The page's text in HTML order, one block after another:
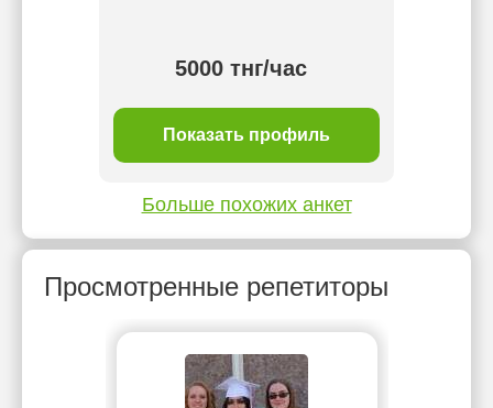
5000 тнг/час
Показать профиль
Больше похожих анкет
Просмотренные репетиторы